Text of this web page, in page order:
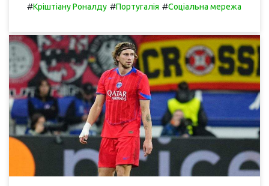
#Кріштіану Роналду #Португалія #Соціальна мережа